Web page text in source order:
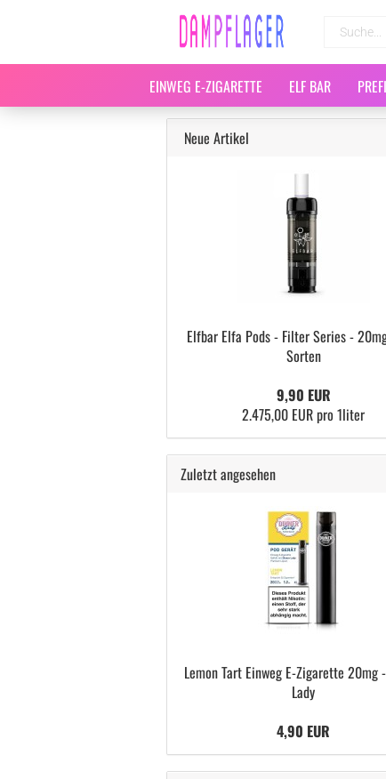
EINWEG E-ZIGARETTE ELF BAR
Neue Artikel
Elfbar Elfa Pods - Filter Series -
Sorten
9,90 EUR
2.475,00 EUR pro 1liter
Zuletzt angesehen
Lemon Tart Einweg E-Zigarette 20mg
Lady
4,90 EUR